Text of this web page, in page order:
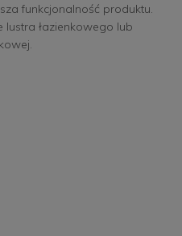
funkcjonalność produktu.
lustra łazienkowego lub